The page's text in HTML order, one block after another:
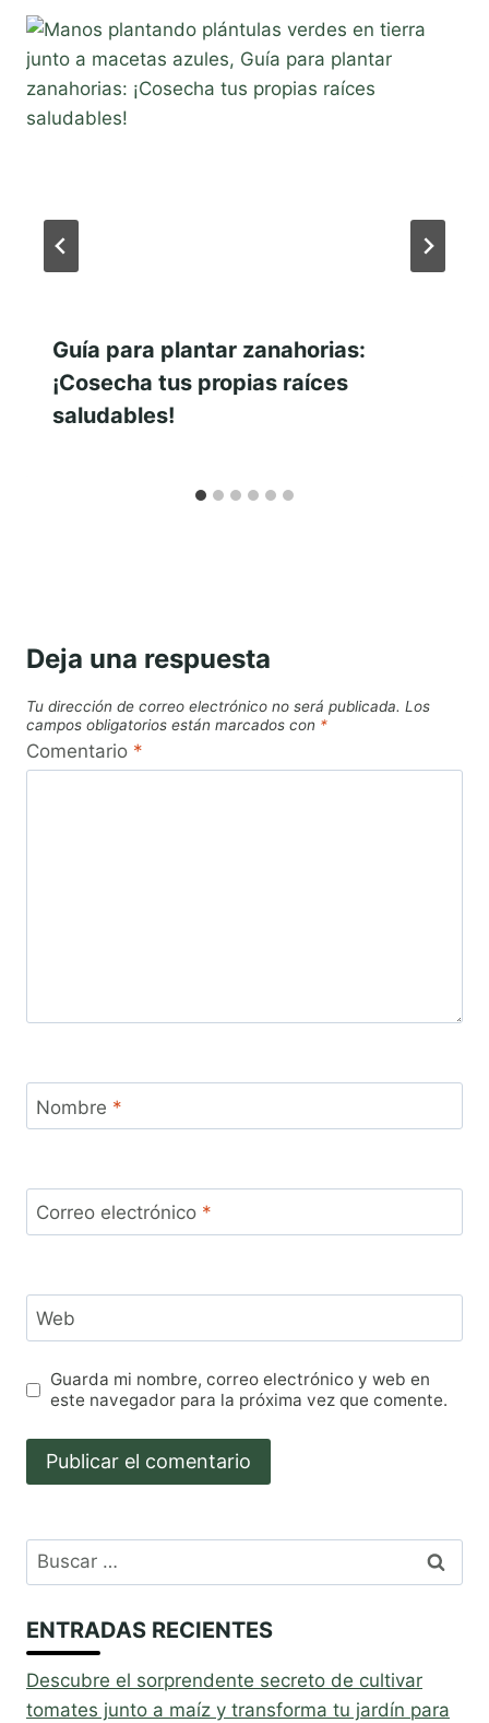
Guía para plantar zanahorias:
¡Cosecha tus propias raíces
saludables!
Deja una respuesta
Tu dirección de correo electrónico no será publicada. Los
campos obligatorios están marcados con *
Comentario *
Nombre *
Correo electrónico *
Web
Guarda mi nombre, correo electrónico y web en
este navegador para la próxima vez que comente.
Buscar:
ENTRADAS RECIENTES
Descubre el sorprendente secreto de cultivar
tomates junto a maíz y transforma tu jardín para